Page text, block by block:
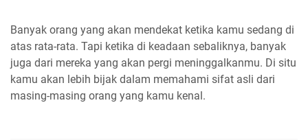
Banyak orang yang akan mendekat ketika kamu sedang di
atas rata-rata. Tapi ketika di keadaan sebaliknya, banyak
juga dari mereka yang akan pergi meninggalkanmu. Di situ
kamu akan lebih bijak dalam memahami sifat asli dari
masing-masing orang yang kamu kenal.